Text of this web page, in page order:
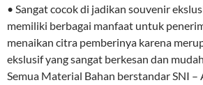
• Sangat cocok di jadikan souvenir
memiliki berbagai manfaat untuk
menaikan citra pemberinya karena
ekslusif yang sangat berkesan dan
Semua Material Bahan berstandar SNI –